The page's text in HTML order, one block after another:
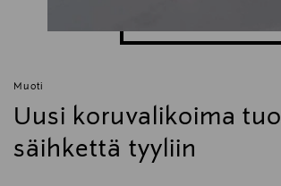
Muoti
Uusi koruvalikoima tuo
säihkettä tyyliin